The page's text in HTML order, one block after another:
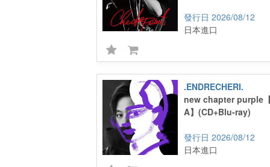
2026/08/12
日本進口
.ENDRECHERI.
new chapter purple
A】(CD+Blu-ray)
2026/08/12
日本進口